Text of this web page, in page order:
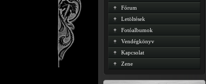
Fórum
Letöltések
Fotóalbumok
Vendégkönyv
Kapcsolat
Zene